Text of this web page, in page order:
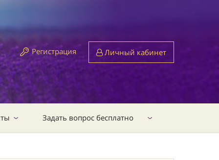
Регистрация Личный кабинет
Задать вопрос бесплатно